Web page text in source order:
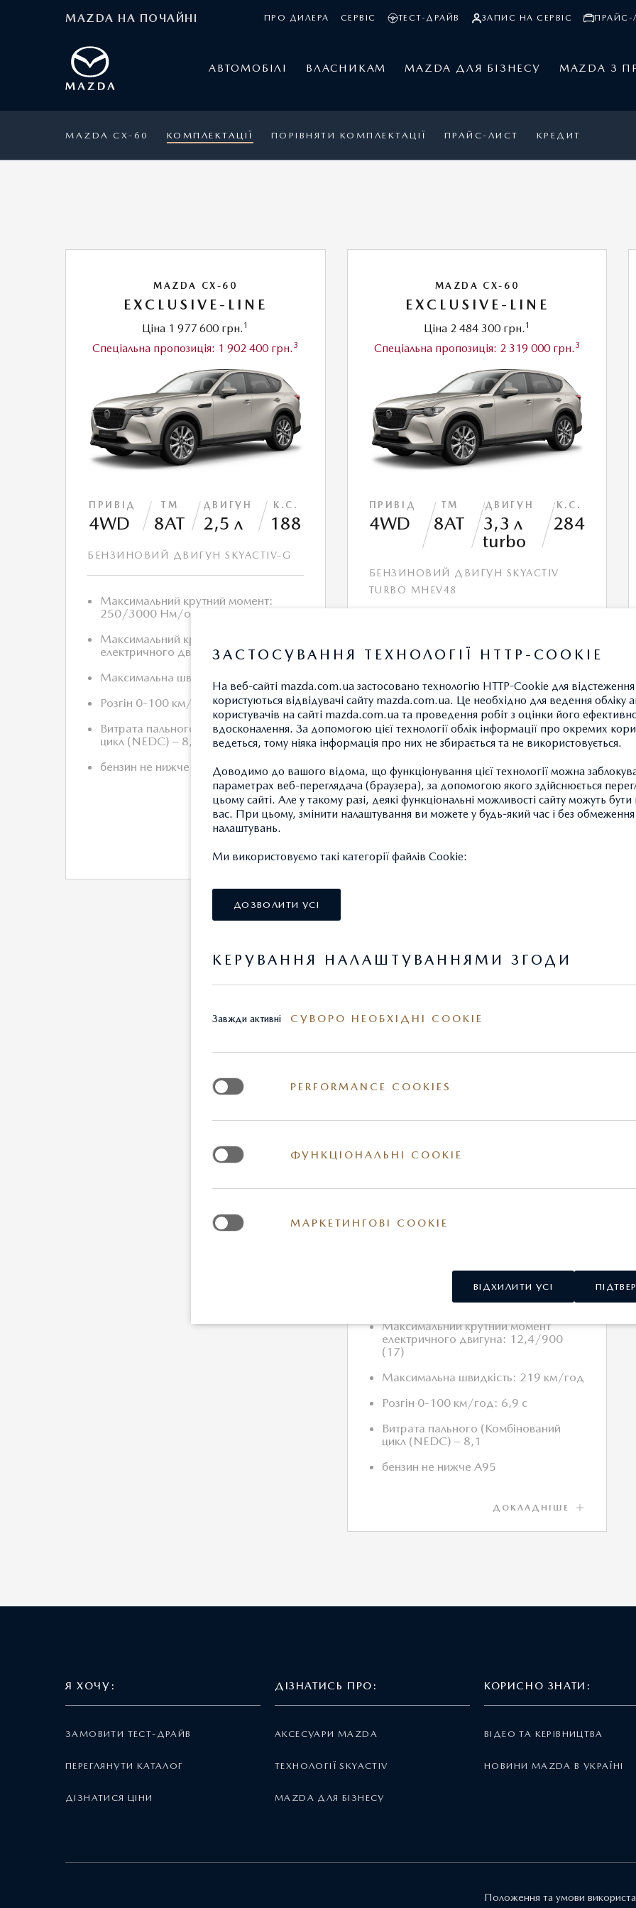
MAZDA НА ПОЧАЙНІ ПРО ДИЛЕРА СЕРВІС ТЕСТ-ДРАЙВ ЗАПИС НА СЕРВІС ПРАЙС-
АВТОМОБІЛІ ВЛАСНИКАМ MAZDA ДЛЯ БІЗНЕСУ MAZDA З
MAZDA CX-60 КОМПЛЕКТАЦІЇ ПОРІВНЯТИ КОМПЛЕКТАЦІЇ ПРАЙС-ЛИСТ КРЕДИТ
MAZDA CX-60
EXCLUSIVE-LINE
Ціна 1 977 600 грн.1
Спеціальна пропозиція: 1 902 400 грн.3
ПРИВІД
4WD
ТМ
8АТ
ДВИГУН
2,5 л
К.С.
188
БЕНЗИНОВИЙ ДВИГУН SKYACTIV-G
Максимальний крутний момент:
250/3000 Нм/об.хв
Максимальний крутний момент
електричного двигуна: -
Максимальна швидкість: 201 км/год
Розгін 0-100 км/год: 9,9 с
Витрата пального (Комбінований
цикл (NEDC) – 8,0
бензин не нижче А95
ДОКЛАДНІШЕ
MAZDA CX-60
EXCLUSIVE-LINE
Ціна 2 484 300 грн.1
Спеціальна пропозиція: 2 319 000 грн.3
ПРИВІД
4WD
ТМ
8АТ
ДВИГУН
3,3 л
turbo
К.С.
284
БЕНЗИНОВИЙ ДВИГУН SKYACTIV
TURBO MHEV48
450/2000-3500 Нм/об.хв
електричного двигуна: 12,4/900
(17)
Максимальна швидкість: 219 км/год
Розгін 0-100 км/год: 6,9 с
Витрата пального (Комбінований
цикл (NEDC) – 8,1
бензин не нижче А95
PREMIUM-SPORT
ПРИВІД ТМ
turbo
БЕНЗИНОВИЙ ДВИГУН SKYACTIV
Максимальний крутний момент:
450/2000-3500 Нм/об.хв
Максимальний крутний момент
електричного двигуна: 12,4/900
(17)
Максимальна швидкість: 219 км/год
Розгін 0-100 км/год: 6,9 с
Витрата пального (Комбінований
цикл (NEDC) – 8,1
бензин не нижче А95
ДОКЛАДНІШЕ
Я ХОЧУ:
ЗАМОВИТИ ТЕСТ-ДРАЙВ
ПЕРЕГЛЯНУТИ КАТАЛОГ
ДІЗНАТИСЯ ЦІНИ
ДІЗНАТИСЬ ПРО:
АКСЕСУАРИ MAZDA
ТЕХНОЛОГІЇ SKYACTIV
MAZDA ДЛЯ БІЗНЕСУ
КОРИСНО ЗНАТИ:
ВІДЕО ТА КЕРІВНИЦТВА
НОВИНИ MAZDA В УКРАЇНІ
Положення та умови
ЗАСТОСУВАННЯ ТЕХНОЛОГІЇ HTTP-COOKIE
На веб-сайті mazda.com.ua застосовано технологію HTTP-Cookie для
користуються відвідувачі сайту mazda.com.ua. Це необхідно для ведення обліку
користувачів на сайті mazda.com.ua та проведення робіт з оцінки його
вдосконалення. За допомогою цієї технології облік інформації про окремих
ведеться, тому ніяка інформація про них не збирається та не використовується.
Доводимо до вашого відома, що функціонування цієї технології можна
параметрах веб-переглядача (браузера), за допомогою якого здійснюється
цьому сайті. Але у такому разі, деякі функціональні можливості сайту можуть
вас. При цьому, змінити налаштування ви можете у будь-який час і без обмеження
налаштувань.
Ми використовуємо такі категорії файлів Cookie:
ДОЗВОЛИТИ УСІ
КЕРУВАННЯ НАЛАШТУВАННЯМИ ЗГОДИ
Завжди активні СУВОРО НЕОБХІДНІ COOKIE
PERFORMANCE COOKIES
ФУНКЦІОНАЛЬНІ COOKIE
МАРКЕТИНГОВІ COOKIE
ВІДХИЛИТИ УСІ